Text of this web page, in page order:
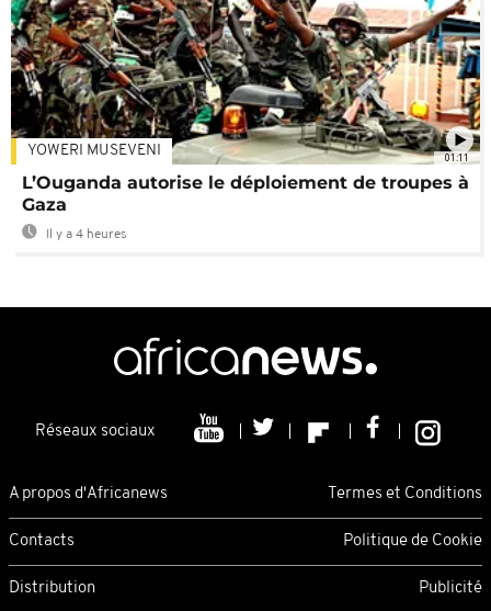
01:11
YOWERI MUSEVENI
L’Ouganda autorise le déploiement de troupes à
Gaza
Il y a 4 heures
Réseaux sociaux
A propos d'Africanews Termes et Conditions
Contacts Politique de Cookie
Distribution Publicité